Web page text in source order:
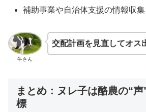
補助事業や自治体支援の情報収集
牛さん
交配計画を見直してオス
まとめ：ヌレ子は酪農の“
標